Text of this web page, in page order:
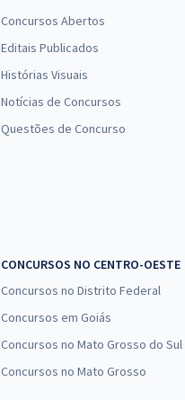
Concursos Abertos
Editais Publicados
Histórias Visuais
Notícias de Concursos
Questões de Concurso
CONCURSOS NO CENTRO-OESTE
Concursos no Distrito Federal
Concursos em Goiás
Concursos no Mato Grosso do Sul
Concursos no Mato Grosso